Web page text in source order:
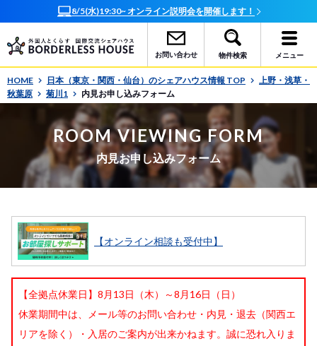
開催します！ オンラインで簡単相談！お部屋探しサポ
お問い合わせ 物件検索 メニュー
HOME 日本（東京・関西・仙台）のシェアハウス情報 TOP
上野・浅草・
秋葉原
菊川1 内見お申し込みフォーム
ROOM VIEWING FORM
内見お申し込みフォーム
【オンライン相談も受付中】
【全拠点休業日】8月13日（木）～8月16日（日）
休業期間中は、メール等のお問い合わせ・内見・退去（関西エ
リアを除く）・入居のご案内が出来かねます。誠に恐れ入りま